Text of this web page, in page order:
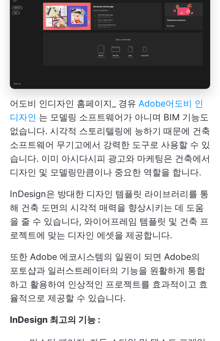
어도비 인디자인 홈페이지_ 경유 Adobe어도비 인
디자인 는 모델링 소프트웨어가 아니며 BIM 기능도
없습니다. 시각적 스토리텔링에 능하기 때문에 건축
소프트웨어 무기고에서 강력한 도구로 사용할 수 있
습니다. 이미 아시다시피 광고와 마케팅은 건축에서
디자인 및 모델링만큼이나 중요한 역할을 합니다.
InDesign은 방대한 디자인 템플릿 라이브러리를 통
해 건축 도면의 시각적 매력을 향상시키는 데 도움
을 줄 수 있습니다, 와이어프레임 템플릿 및 건축 프
로젝트에 맞는 디자인 에셋을 제공합니다.
또한 Adobe 에코시스템의 일원이 되면 Adobe의
포토샵과 일러스트레이터의 기능을 원활하게 통합
하고 활용하여 인상적인 프로젝트를 효과적이고 효
율적으로 제공할 수 있습니다.
InDesign 최고의 기능 :